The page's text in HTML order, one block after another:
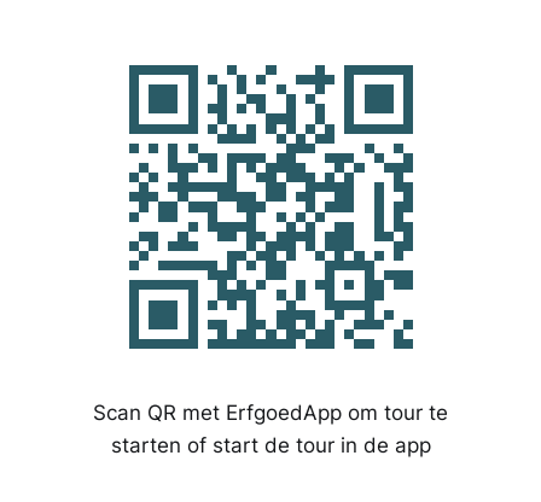
Scan QR met ErfgoedApp om tour te
starten of start de tour in de app